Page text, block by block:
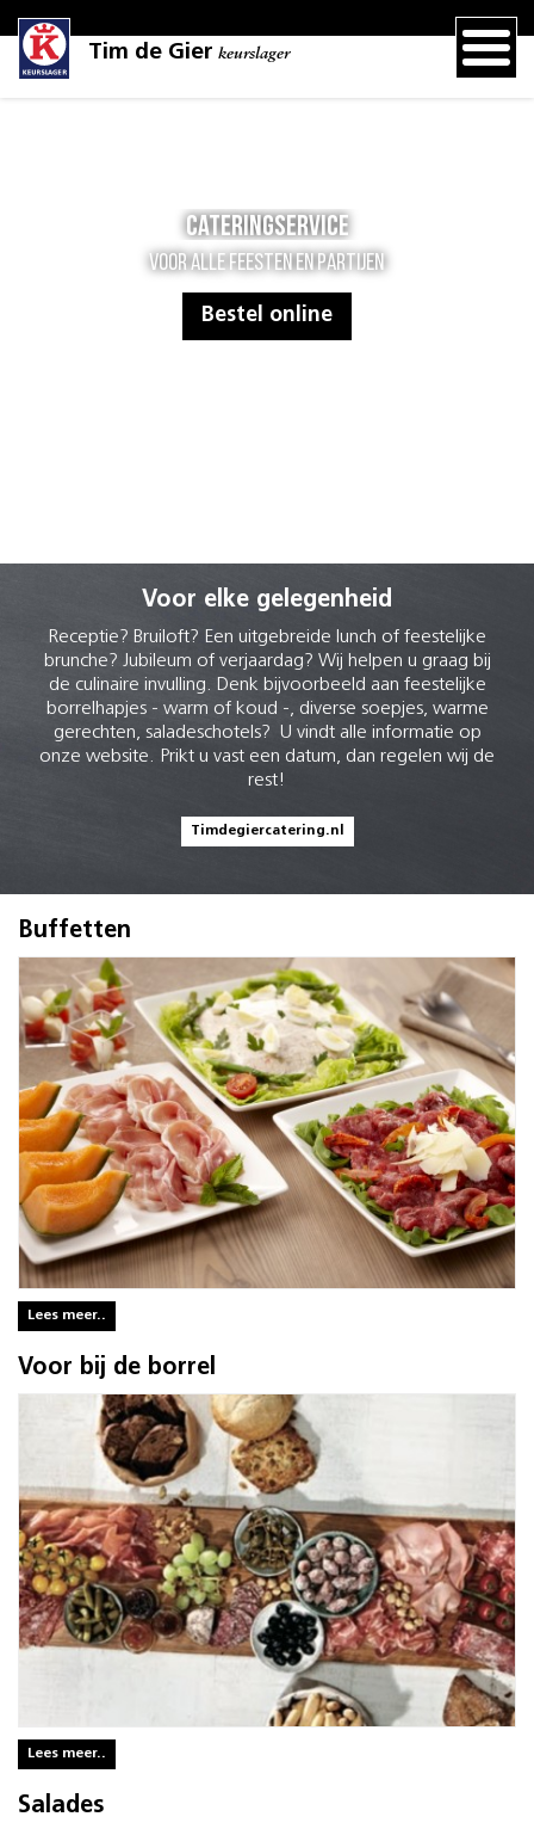
Tim de Gier keurslager
Cateringservice
Voor alle feesten en partijen
Bestel online
Voor elke gelegenheid
Receptie? Bruiloft? Een uitgebreide lunch of feestelijke
brunche? Jubileum of verjaardag? Wij helpen u graag bij
de culinaire invulling. Denk bijvoorbeeld aan feestelijke
borrelhapjes - warm of koud -, diverse soepjes, warme
gerechten, saladeschotels? U vindt alle informatie op
onze website. Prikt u vast een datum, dan regelen wij de
rest!
Timdegiercatering.nl
Buffetten
Lees meer..
Voor bij de borrel
Lees meer..
Salades